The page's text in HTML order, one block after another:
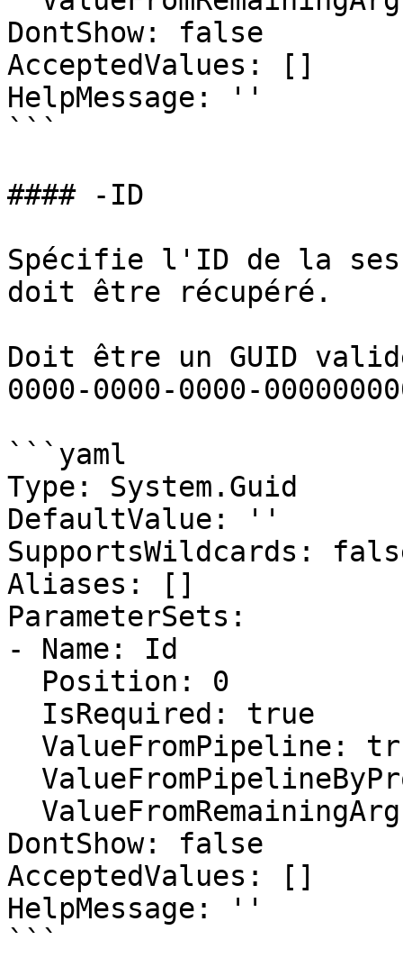
DontShow: false
AcceptedValues: []
HelpMessage: ''
```
#### -ID
Spécifie l'ID de la
doit être récupéré.
Doit être un GUID
0000-0000-0000-
```yaml
Type: System.Guid
DefaultValue: ''
SupportsWildcards:
Aliases: []
ParameterSets:
- Name: Id
DontShow: false
AcceptedValues: []
HelpMessage: ''
```